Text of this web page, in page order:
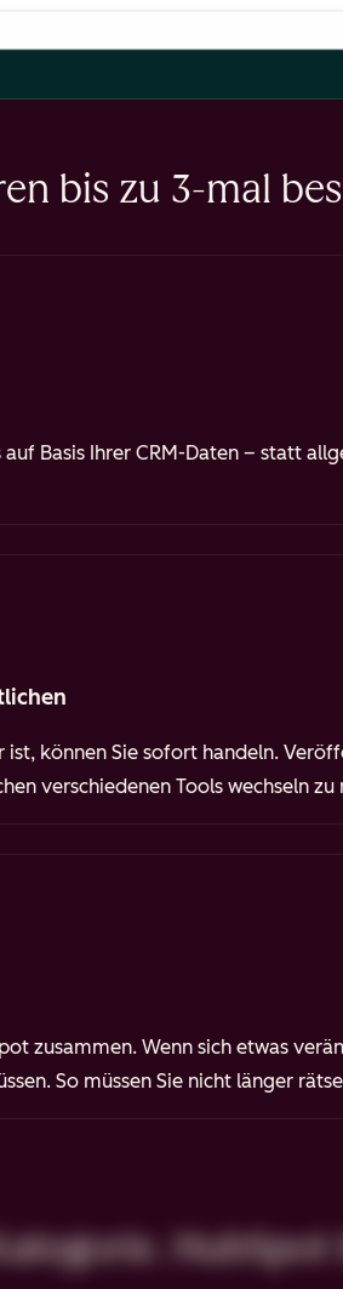
bis zu 3-mal
Basis Ihrer CRM-Daten – statt
können Sie sofort handeln.
verschiedenen Tools wechseln zu
zusammen. Wenn sich etwas
So müssen Sie nicht länger